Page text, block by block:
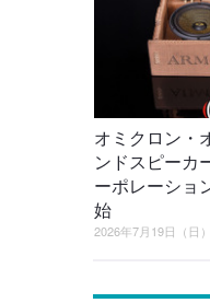
オミクロン・
ンドスピーカ
ーポレーショ
始
2026年7月19日（日）